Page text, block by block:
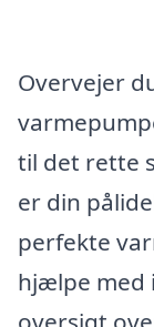
Overvejer
til det rette
er din
perfekte
hjælpe med